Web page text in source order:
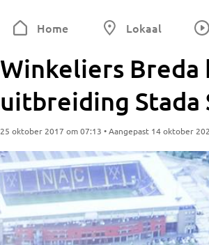
Home Lokaal
Winkeliers
uitbreiding Stada
25 oktober 2017 om 07:13 • Aangepast 14 oktober